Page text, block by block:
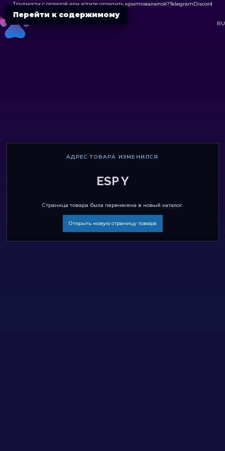
Перейти к содержимому
Трудности с оплатой или хотите оплатить криптовалютой?TelegramDiscord

RU
АДРЕС ТОВАРА ИЗМЕНИЛСЯ
ESP Y
Страница товара была перенесена в новый каталог.
Открыть новую страницу товара